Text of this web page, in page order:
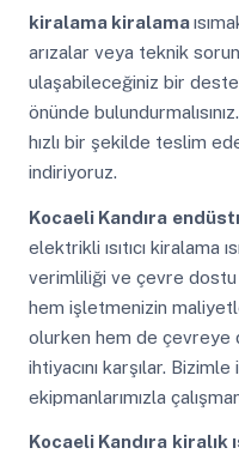
kiralama kiralama
arızalar veya teknik
ulaşabileceğiniz bir
önünde
hızlı bir şekilde teslim
indiriyoruz.
Kocaeli Kandıra
elektrikli ısıtıcı kiralama
verimliliği ve çevre
hem işletmenizin
olurken hem de çevreye
ihtiyacını karşılar.
ekipmanlarımızla
Kocaeli Kandıra kiralık